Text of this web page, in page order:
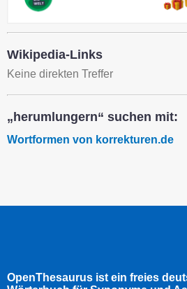
Wikipedia-Links
Keine direkten Treffer
„herumlungern“ suchen mit:
Wortformen von korrekturen.de
OpenThesaurus ist ein freies